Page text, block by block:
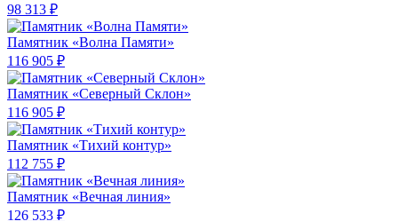
98 313 ₽
Памятник «Волна Памяти»
116 905 ₽
Памятник «Северный Склон»
116 905 ₽
Памятник «Тихий контур»
112 755 ₽
Памятник «Вечная линия»
126 533 ₽